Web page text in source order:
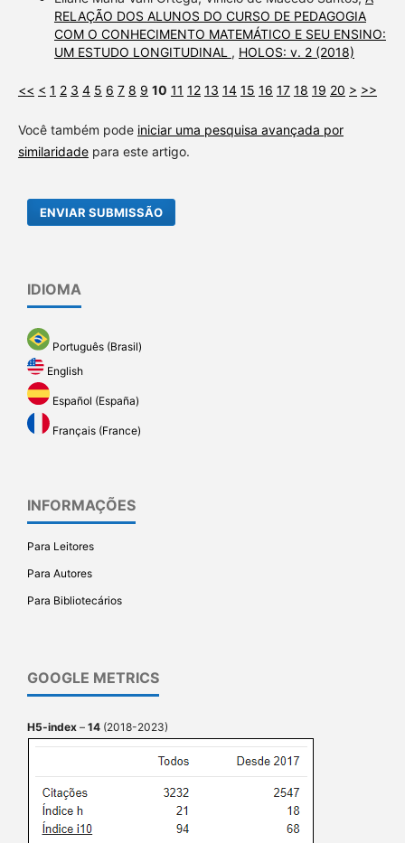
RELAÇÃO DOS ALUNOS DO CURSO DE PEDAGOGIA
COM O CONHECIMENTO MATEMÁTICO E SEU ENSINO:
UM ESTUDO LONGITUDINAL , HOLOS: v. 2 (2018)
<< < 1 2 3 4 5 6 7 8 9 10 11 12 13 14 15 16 17 18 19 20 > >>
Você também pode iniciar uma pesquisa avançada por
similaridadepara este artigo.
ENVIAR SUBMISSÃO
IDIOMA
Português (Brasil)
English
Español (España)
Français (France)
INFORMAÇÕES
Para Leitores
Para Autores
Para Bibliotecários
GOOGLE METRICS
H5-index – 14 (2018-2023)